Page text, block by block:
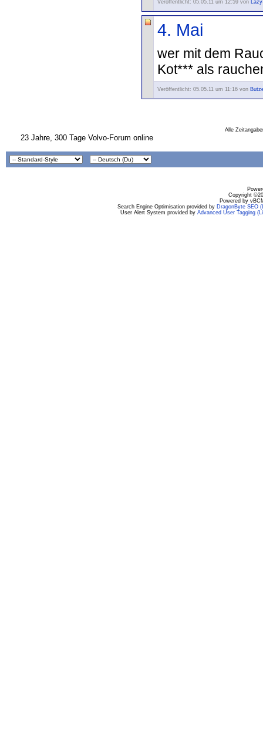
Veröffentlicht: 05.05.11 um 12:59 von
4. Mai
wer mit dem
Kot*** als
Veröffentlicht: 05.05.11 um 11:16 von
Alle
23 Jahre, 300 Tage Volvo-Forum online
Copyright
Powered by
Search Engine Optimisation provided by DragonByte SEO
User Alert System provided by Advanced User Tagging